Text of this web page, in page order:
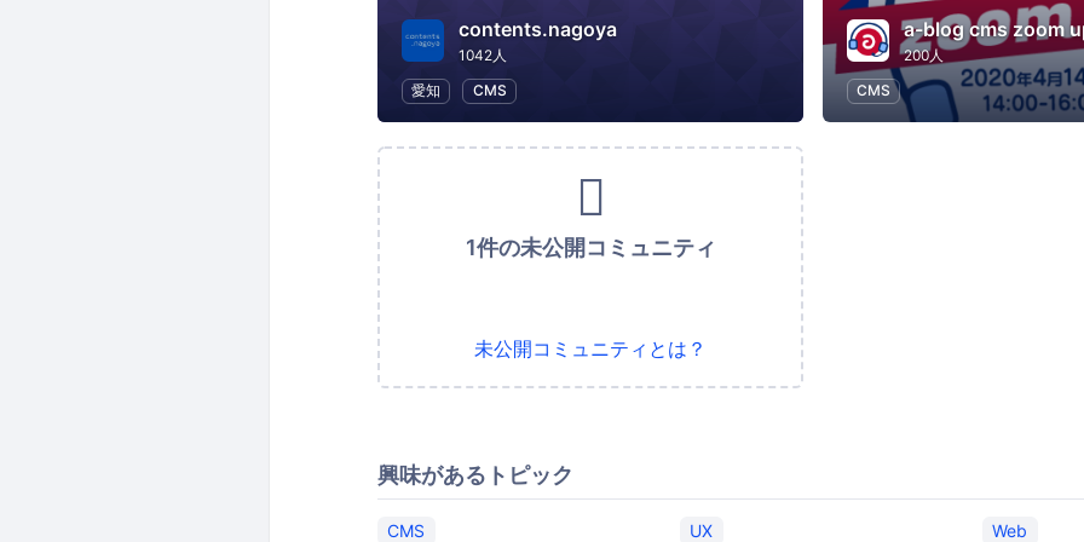
contents.nagoya
1042人
愛知
CMS
a-blog cms zoom
200人
CMS
1件の未公開コミュニティ
未公開コミュニティとは？
興味があるトピック
CMS UX Web